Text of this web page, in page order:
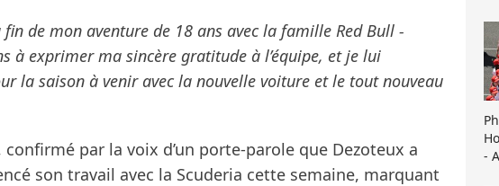
fin de mon aventure de 18 ans avec la famille Red Bull -
à exprimer ma sincère gratitude à l’équipe, et je lui
la saison à venir avec la nouvelle voiture et le tout nouveau
par la voix d’un porte-parole que Dezoteux a
son travail avec la Scuderia cette semaine, marquant
-